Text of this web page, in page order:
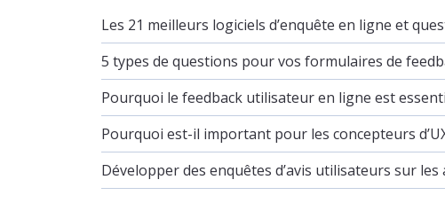
Les 21 meilleurs logiciels d’enquête en ligne et
5 types de questions pour vos formulaires de
Pourquoi le feedback utilisateur en ligne est
Pourquoi est-il important pour les concepteurs
Développer des enquêtes d’avis utilisateurs sur